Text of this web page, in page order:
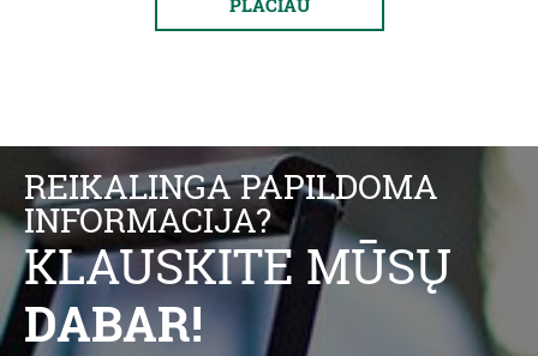
PLAČIAU
REIKALINGA PAPILDOMA
INFORMACIJA?
KLAUSKITE MŪSŲ
DABAR!